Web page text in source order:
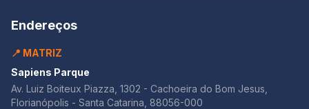
Endereços
📍 MATRIZ
Sapiens Parque
Av. Luiz Boiteux Piazza, 1302 - Cachoeira do Bom Jesus,
Florianópolis - Santa Catarina, 88056-000